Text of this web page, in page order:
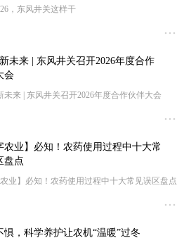
，东风井关这样干
未来 | 东风井关召开2026年度合作
会
未来 | 东风井关召开2026年度合作伙伴大会
农业】必知！农药使用过程中十大常
盘点
农业】必知！农药使用过程中十大常见误区盘点
惧，科学养护让农机“温暖”过冬